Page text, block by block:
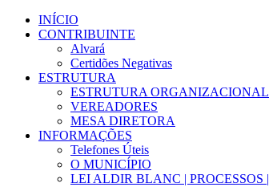
para
INÍCIO
CONTRIBUINTE
Alvará
Certidões Negativas
ESTRUTURA
ESTRUTURA ORGANIZACIONAL
VEREADORES
MESA DIRETORA
INFORMAÇÕES
Telefones Úteis
O MUNICÍPIO
LEI ALDIR BLANC |